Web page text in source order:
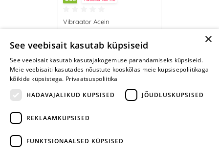
Vibraator Acein
64.95 €
LISA OSTUKORVI
×
See veebisait kasutab küpsiseid
See veebisait kasutab kasutajakogemuse parandamiseks küpsiseid.
Meie veebisaiti kasutades nõustute kooskõlas meie küpsisepoliitikaga
kõikide küpsistega. Privaatsuspoliitika
HÄDAVAJALIKUD KÜPSISED
JÕUDLUSKÜPSISED
REKLAAMKÜPSISED
FUNKTSIONAALSED KÜPSISED